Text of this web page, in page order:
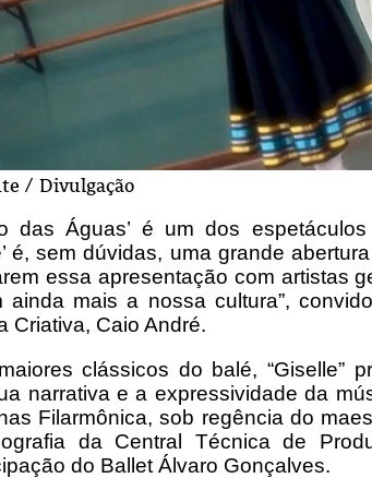
/ Divulgação
das Águas’ é um dos
é, sem dúvidas, uma grande
essa apresentação com artistas
ainda mais a nossa cultura”,
Criativa, Caio André.
clássicos do balé, “Giselle”
narrativa e a expressividade da
Filarmônica, sob regência do
da Central Técnica de
do Ballet Álvaro Gonçalves.